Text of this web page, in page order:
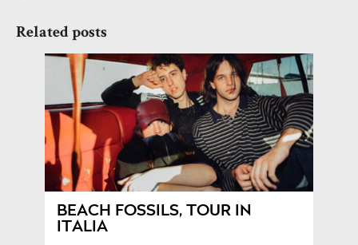
Related posts
BEACH FOSSILS, TOUR IN
ITALIA